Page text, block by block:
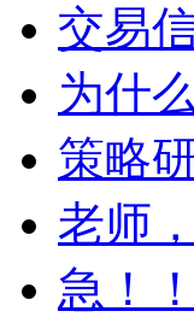
交易
为什
策略
老师
急！